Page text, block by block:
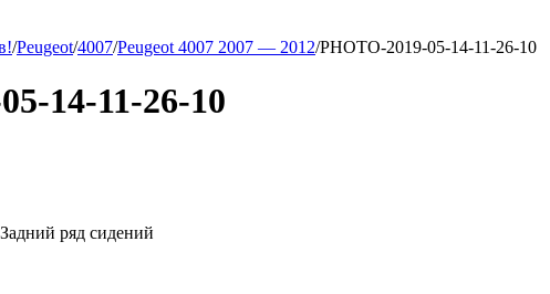
/Peugeot/4007/Peugeot 4007 2007 — 2012/PHOTO-2019-05-14-11-26-10
14-11-26-10
Задний ряд сидений